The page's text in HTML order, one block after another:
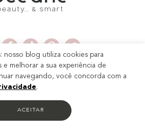
nosso blog utiliza cookies para
e melhorar a sua experiência de
navegando, você concorda com a
.
ACEITAR